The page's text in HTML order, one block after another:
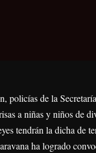
policías de la
a niñas y niños de
tendrán la dicha de
ha logrado